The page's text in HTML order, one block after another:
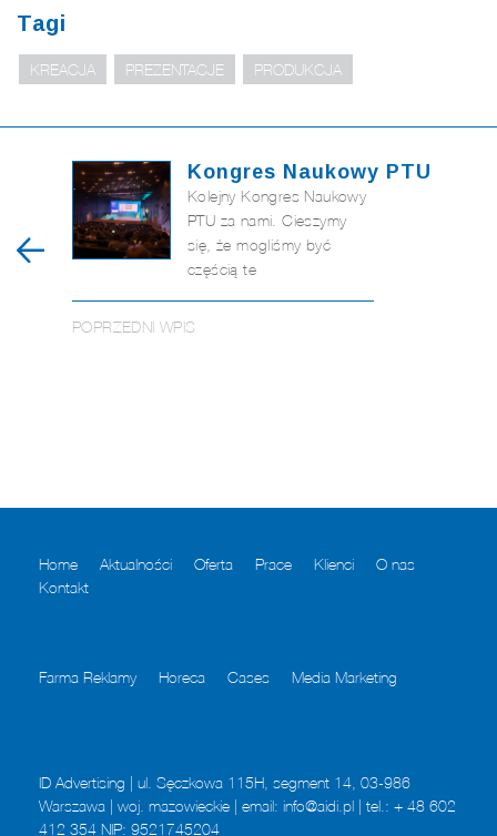
Tagi
KREACJA PREZENTACJE PRODUKCJA
Kongres Naukowy PTU
Kolejny Kongres Naukowy
PTU za nami.Cieszymy
się, że mogliśmy być
częścią te
POPRZEDNI WPIS
Home Aktualności Oferta Prace Klienci
O nas
Kontakt
Farma Reklamy Horeca Cases Media Marketing
ID Advertising | ul. Sęczkowa 115H, segment 14, 03-986
Warszawa | woj. mazowieckie | email: info@aidi.pl | tel.: + 48 602
412 354 NIP: 9521745204